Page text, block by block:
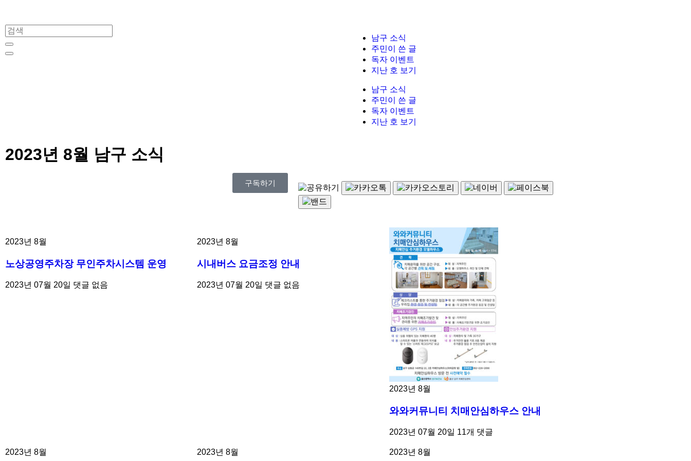
남구 소식
주민이 쓴 글
독자 이벤트
지난 호 보기
남구 소식
주민이 쓴 글
독자 이벤트
지난 호 보기
2023년 8월 남구 소식
구독하기
2023년 8월
노상공영주차장 무인주차시스템 운영
2023년 07월 20일 댓글 없음
2023년 8월
시내버스 요금조정 안내
2023년 07월 20일 댓글 없음
2023년 8월
와와커뮤니티 치매안심하우스 안내
2023년 07월 20일 11개 댓글
2023년 8월 2023년 8월 2023년 8월